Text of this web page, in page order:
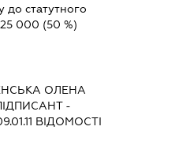
до статутного
25 000 (50 %)
ОЛЕНА
-
ВІДОМОСТІ